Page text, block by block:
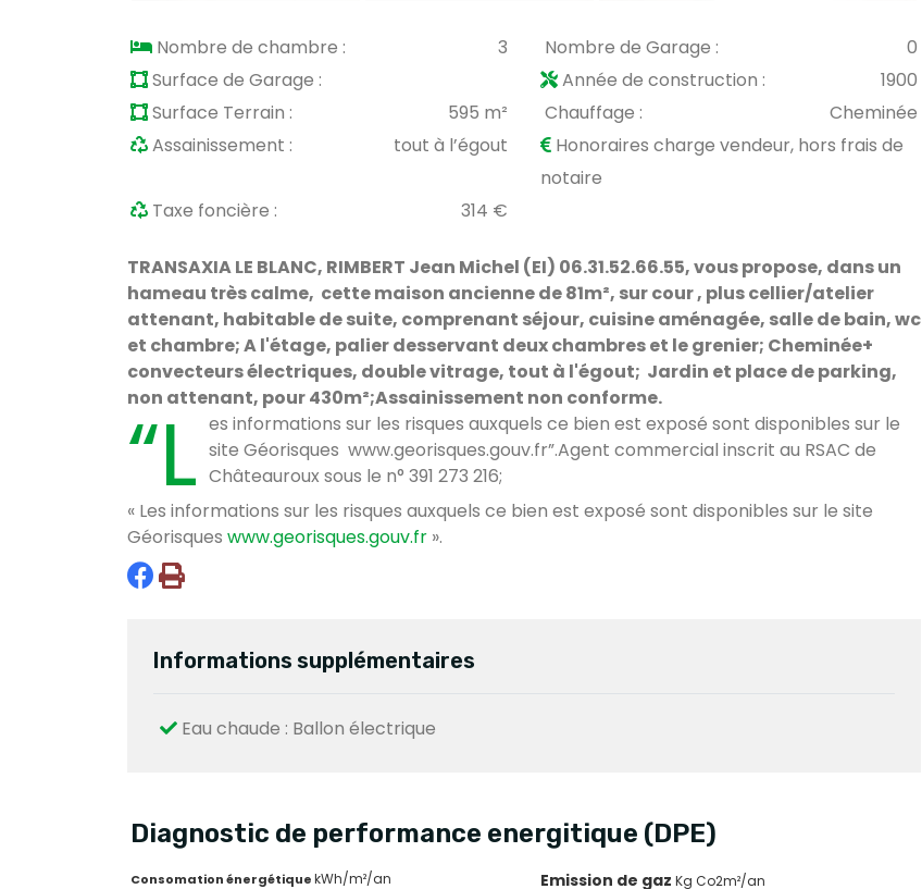
Nombre de chambre : 3 Nombre de Garage :
0
Surface de Garage :
Année de construction :
1900
Surface Terrain :
595 m² Chauffage :
Cheminée
Assainissement :
tout à l’égout
Honoraires charge vendeur, hors frais de
notaire
Taxe foncière :
314 €
TRANSAXIA LE BLANC, RIMBERT Jean Michel (EI) 06.31.52.66.55, vous propose, dans un
hameau très calme, cette maison ancienne de 81m², sur cour , plus cellier/atelier
attenant, habitable de suite, comprenant séjour, cuisine aménagée, salle de bain, wc
et chambre; A l'étage, palier desservant deux chambres et le grenier; Cheminée+
convecteurs électriques, double vitrage, tout à l'égout; Jardin et place de parking,
non attenant, pour 430m²;Assainissement non conforme.
“L es informations sur les risques auxquels ce bien est exposé sont disponibles sur le
site Géorisques www.georisques.gouv.fr”.Agent commercial inscrit au RSAC de
Châteauroux sous le n° 391 273 216;
« Les informations sur les risques auxquels ce bien est exposé sont disponibles sur le site
Géorisques www.georisques.gouv.fr ».
Informations supplémentaires
Eau chaude : Ballon électrique
Diagnostic de performance energitique (DPE)
Consomation énergétiquekWh/m²/an Emission de gaz Kg Co2m²/an